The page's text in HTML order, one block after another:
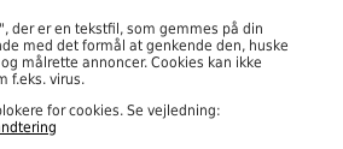
der er en tekstfil, som gemmes på din
med det formål at genkende den, huske
målrette annoncer. Cookies kan ikke
f.eks. virus.
for cookies. Se vejledning: